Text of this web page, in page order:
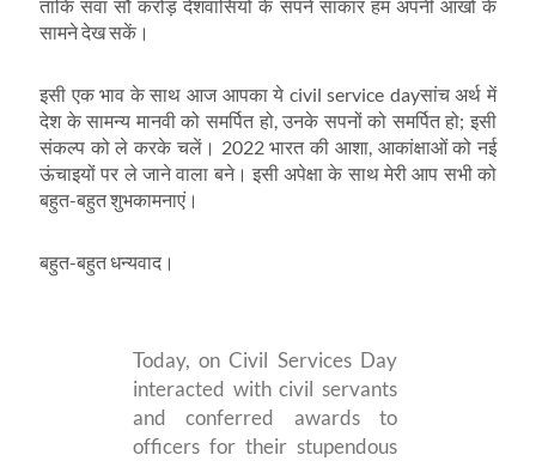
ताकि सवा सौ करोड़ देशवासियों के सपने साकार हम अपनी आंखों के
सामने देख सकें।
इसी एक भाव के साथ आज आपका ये civil service dayसांच अर्थ में
देश के सामन्‍य मानवी को समर्पित हो, उनके सपनों को समर्पित हो; इसी
संकल्‍प को ले करके चलें। 2022 भारत की आशा, आकांक्षाओं को नई
ऊंचाइयों पर ले जाने वाला बने। इसी अपेक्षा के साथ मेरी आप सभी को
बहुत-बहुत शुभकामनाएं।
बहुत-बहुत धन्‍यवाद।
Today, on Civil Services Day
interacted with civil servants
and conferred awards to
officers for their stupendous